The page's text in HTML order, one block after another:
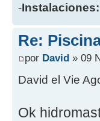
-Instalaciones:
Re:
por David » 09
David el Vie
Ok